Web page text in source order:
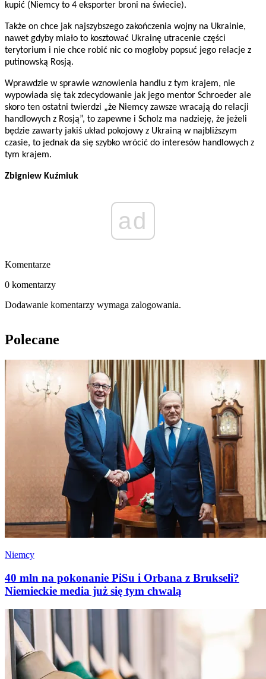
kupić (Niemcy to 4 eksporter broni na świecie).
Także on chce jak najszybszego zakończenia wojny na Ukrainie,
nawet gdyby miało to kosztować Ukrainę utracenie części
terytorium i nie chce robić nic co mogłoby popsuć jego relacje z
putinowską Rosją.
Wprawdzie w sprawie wznowienia handlu z tym krajem, nie
wypowiada się tak zdecydowanie jak jego mentor Schroeder ale
skoro ten ostatni twierdzi „że Niemcy zawsze wracają do relacji
handlowych z Rosją”, to zapewne i Scholz ma nadzieję, że jeżeli
będzie zawarty jakiś układ pokojowy z Ukrainą w najbliższym
czasie, to jednak da się szybko wrócić do interesów handlowych z
tym krajem.
Zbigniew Kuźmiuk
ad
Komentarze
0 komentarzy
Dodawanie komentarzy wymaga zalogowania.
Polecane
Niemcy
40 mln na pokonanie PiSu i Orbana z Brukseli?
Niemieckie media już się tym chwalą